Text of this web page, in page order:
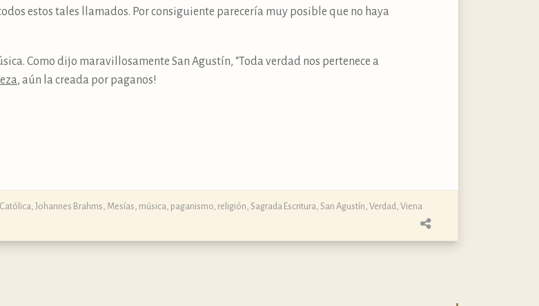
estos tales llamados. Por consiguiente parecería muy posible que no haya
Como dijo maravillosamente San Agustín, “Toda verdad nos pertenece a
, aún la creada por paganos!
Johannes Brahms Mesías música paganismo religión Sagrada Escritura San Agustín Verdad Viena